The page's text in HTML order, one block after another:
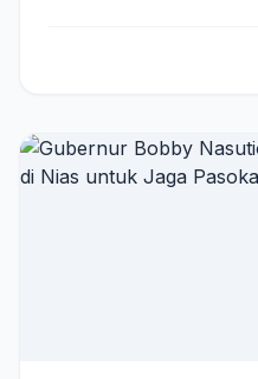
menjadi media edukasi yang